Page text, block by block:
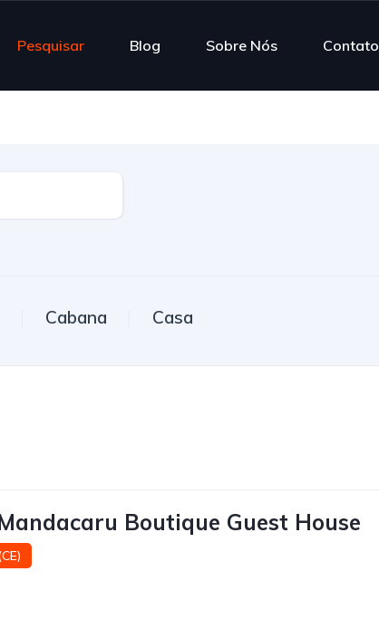
Pesquisar Blog Sobre Nós Contato
Cabana Casa
Boutique Guest House